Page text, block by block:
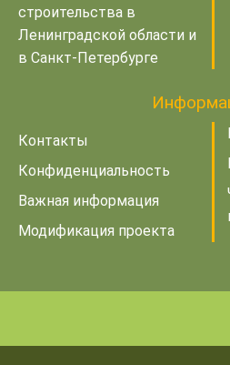
строительства в
Ленинградской области и
в Санкт-Петербурге
Контакты
Конфиденциальность
Важная информация
Модификация проекта